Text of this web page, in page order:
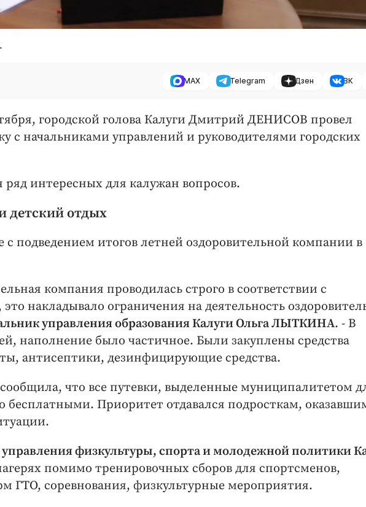
MAX Telegram Дзен ВК
городской голова Калуги Дмитрий ДЕНИСОВ провел
с начальниками управлений и руководителями городских
ряд интересных для калужан вопросов.
детский отдых
с подведением итогов летней оздоровительной компании в
компания проводилась строго в соответствии с
накладывало ограничения на деятельность
управления образования Калуги Ольга ЛЫТКИНА. - В
наполнение было частичное. Были закуплены средства
антисептики, дезинфицирующие средства.
что все путевки, выделенные муниципалитетом
бесплатными. Приоритет отдавался подросткам,
управления физкультуры, спорта и молодежной политики
помимо тренировочных сборов для спортсменов,
ГТО, соревнования, физкультурные мероприятия.